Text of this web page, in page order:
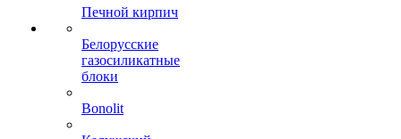
Печной кирпич
Белорусские
газосиликатные
блоки
Bonolit